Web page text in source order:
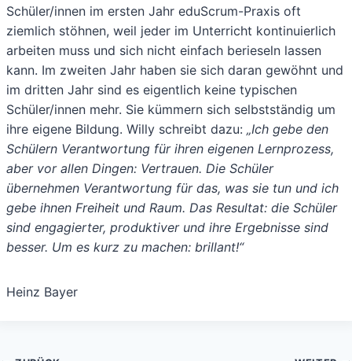
Schüler/innen im ersten Jahr eduScrum-Praxis oft
ziemlich stöhnen, weil jeder im Unterricht kontinuierlich
arbeiten muss und sich nicht einfach berieseln lassen
kann. Im zweiten Jahr haben sie sich daran gewöhnt und
im dritten Jahr sind es eigentlich keine typischen
Schüler/innen mehr. Sie kümmern sich selbstständig um
ihre eigene Bildung. Willy schreibt dazu: „Ich gebe den
Schülern Verantwortung für ihren eigenen Lernprozess,
aber vor allen Dingen: Vertrauen. Die Schüler
übernehmen Verantwortung für das, was sie tun und ich
gebe ihnen Freiheit und Raum. Das Resultat: die Schüler
sind engagierter, produktiver und ihre Ergebnisse sind
besser. Um es kurz zu machen: brillant!“
Heinz Bayer